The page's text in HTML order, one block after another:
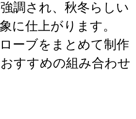
調され、秋冬らしい
に仕上がります。
ーブをまとめて制作
すすめの組み合わせ